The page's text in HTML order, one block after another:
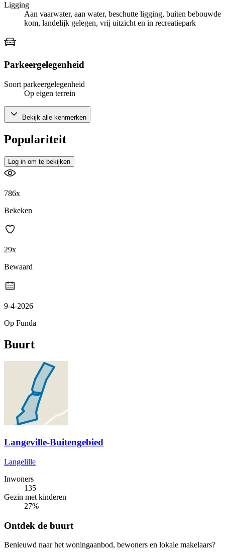
Ligging
Aan vaarwater, aan water, beschutte ligging, buiten bebouwde
kom, landelijk gelegen, vrij uitzicht en in recreatiepark
Parkeergelegenheid
Soort parkeergelegenheid
Op eigen terrein
Bekijk alle kenmerken
Populariteit
Log in om te bekijken
786x
Bekeken
29x
Bewaard
9-4-2026
Op Funda
Buurt
Langeville-Buitengebied
Langelille
Inwoners
135
Gezin met kinderen
27%
Ontdek de buurt
Benieuwd naar het woningaanbod, bewoners en lokale makelaars?